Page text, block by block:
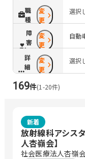
路
線
職
種
変
更
選択
障
害
配
慮
変
更
自動
詳
細
条
件
変
更
選択
169件(1 -20件)
新着
放射線科アシス
人杏嶺会】
社会医療法人杏嶺